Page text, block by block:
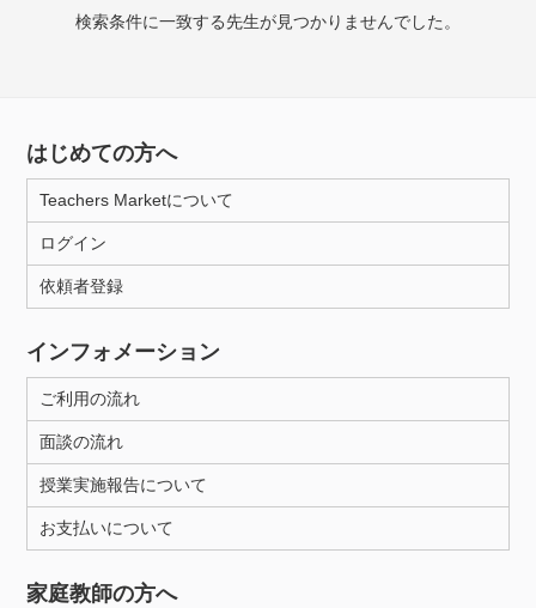
検索条件に一致する先生が見つかりませんでした。
月曜日 火曜日
所属大学
距離：15km以内
年齢：18-101歳
はじめての方へ
Teachers Marketについて
ログイン
依頼者登録
インフォメーション
ご利用の流れ
面談の流れ
授業実施報告について
お支払いについて
家庭教師の方へ